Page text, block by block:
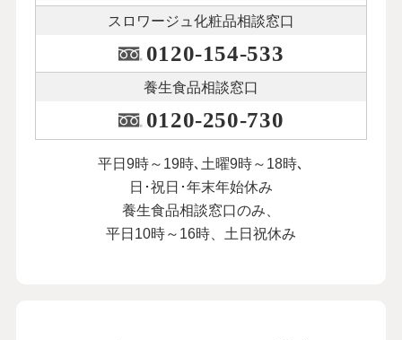
スロワージュ化粧品相談窓口
0120-154-533
養生食品相談窓口
0120-250-730
平日9時～19時､土曜9時～18時､
日･祝日･年末年始休み
養生食品相談窓口のみ、
平日10時～16時、土日祝休み